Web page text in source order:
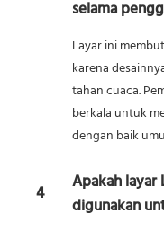
selama
Layar ini
karena
tahan cuaca.
berkala untuk
dengan baik
4
Apakah layar
digunakan